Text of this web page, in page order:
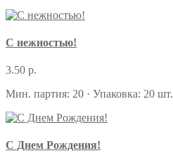
С нежностью!
3.50 р.
Мин. партия: 20 · Упаковка: 20 шт.
С Днем Рождения!